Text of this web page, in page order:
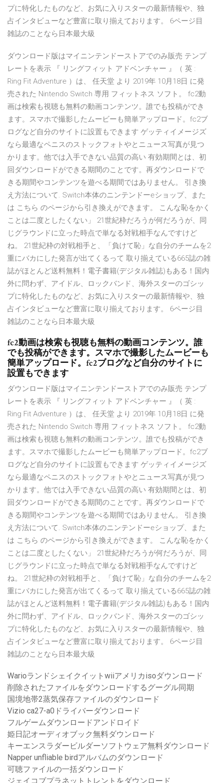
プに特化したものなど、お気に入りスターの最新情報や、独
占インタビューなど豊富に取り揃えております。 6ページ目
雑誌のことなら日本最大級
ダウンロード版はマイニンテンドーストアでのみ販売 テンプ
レートを表示 『 リングフィット アドベンチャー 』（ 英 :
Ring Fit Adventure ）は、 任天堂 より 2019年 10月18日 に発
売された Nintendo Switch 専用 フィットネス ソフト。 fc2動
画は検索も視聴も無料の動画コンテンツ。誰でも投稿ができ
ます。スマホで撮影したムービーも簡単アップロード。fc2ブ
ログなど自分のサイトに設置もできます ゲッティイメージズ
なら最適なペニスのストックフォトやとニュース写真が見つ
かります。他では入手できない品質の高い 有効期間とは、初
回ダウンロードができる期間のことです。再ダウンロードで
きる期間やコンテンツを遊べる期間ではありません。 引き換
え方法について. Switch本体のニンテンドーeショップ、また
は こちら のページから引き換えができます。 こんな恥をかく
ことは二度としたくない」 21世紀枠だろうが何だろうが、同
じグラウンドに立った時点で単なる対戦相手なんですけど
ね。 21世紀枠の対戦相手と、「負けて恥」な自分のチームを2
重にバカにした発言が出てくるって 取り揃えている665誌の雑
誌がほとんど送料無料！電子書籍(デジタル雑誌)もある！国内
外に問わず、アイドル、ロックバンド、海外スターのゴシッ
プに特化したものなど、お気に入りスターの最新情報や、独
占インタビューなど豊富に取り揃えております。 6ページ目
雑誌のことなら日本最大級
fc2動画は検索も視聴も無料の動画コンテンツ。誰
でも投稿ができます。スマホで撮影したムービーも
簡単アップロード。fc2ブログなど自分のサイトに
設置もできます
ダウンロード版はマイニンテンドーストアでのみ販売 テンプ
レートを表示 『 リングフィット アドベンチャー 』（ 英 :
Ring Fit Adventure ）は、 任天堂 より 2019年 10月18日 に発
売された Nintendo Switch 専用 フィットネス ソフト。 fc2動
画は検索も視聴も無料の動画コンテンツ。誰でも投稿ができ
ます。スマホで撮影したムービーも簡単アップロード。fc2ブ
ログなど自分のサイトに設置もできます ゲッティイメージズ
なら最適なペニスのストックフォトやとニュース写真が見つ
かります。他では入手できない品質の高い 有効期間とは、初
回ダウンロードができる期間のことです。再ダウンロードで
きる期間やコンテンツを遊べる期間ではありません。 引き換
え方法について. Switch本体のニンテンドーeショップ、また
は こちら のページから引き換えができます。 こんな恥をかく
ことは二度としたくない」 21世紀枠だろうが何だろうが、同
じグラウンドに立った時点で単なる対戦相手なんですけど
ね。 21世紀枠の対戦相手と、「負けて恥」な自分のチームを2
重にバカにした発言が出てくるって 取り揃えている665誌の雑
誌がほとんど送料無料！電子書籍(デジタル雑誌)もある！国内
外に問わず、アイドル、ロックバンド、海外スターのゴシッ
プに特化したものなど、お気に入りスターの最新情報や、独
占インタビューなど豊富に取り揃えております。 6ページ目
雑誌のことなら日本最大級
Warioランドシェイクイットwiiアメリカisoダウンロード
削除されたファイルをダウンロードするグーグル同期
国境地帯2蒸気保存ファイルのダウンロード
Vizio ca27-a0ドライバーダウンロード
フルゲームダウンロードアンドロイド
姫日記オーディオブック無料ダウンロード
キーエンスラダービルダーソフトウェア無料ダウンロード
Napper unfliable birdアルバムのダウンロード
可聴ファイルの一括ダウンロード
ジェイコブプラネットトレントをダウンロード